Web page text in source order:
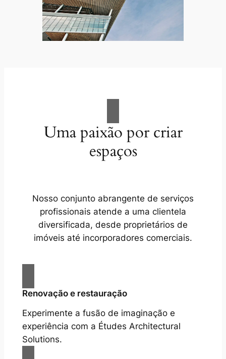
Uma paixão por criar
espaços
Nosso conjunto abrangente de serviços
profissionais atende a uma clientela
diversificada, desde proprietários de
imóveis até incorporadores comerciais.
Renovação e restauração
Experimente a fusão de imaginação e
experiência com a Études Architectural
Solutions.